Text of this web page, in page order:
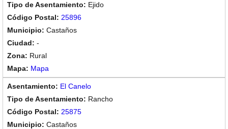
Ejido
25896
Castaños
-
Rural
Mapa
El Canelo
Rancho
25875
Castaños